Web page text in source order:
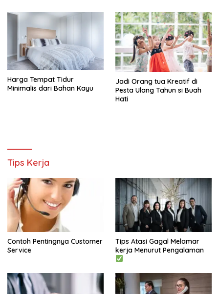
Harga Tempat Tidur
Minimalis dari Bahan Kayu
Jadi Orang tua Kreatif di
Pesta Ulang Tahun si Buah
Hati
Tips Kerja
Contoh Pentingnya Customer
Service
Tips Atasi Gagal Melamar
kerja Menurut Pengalaman